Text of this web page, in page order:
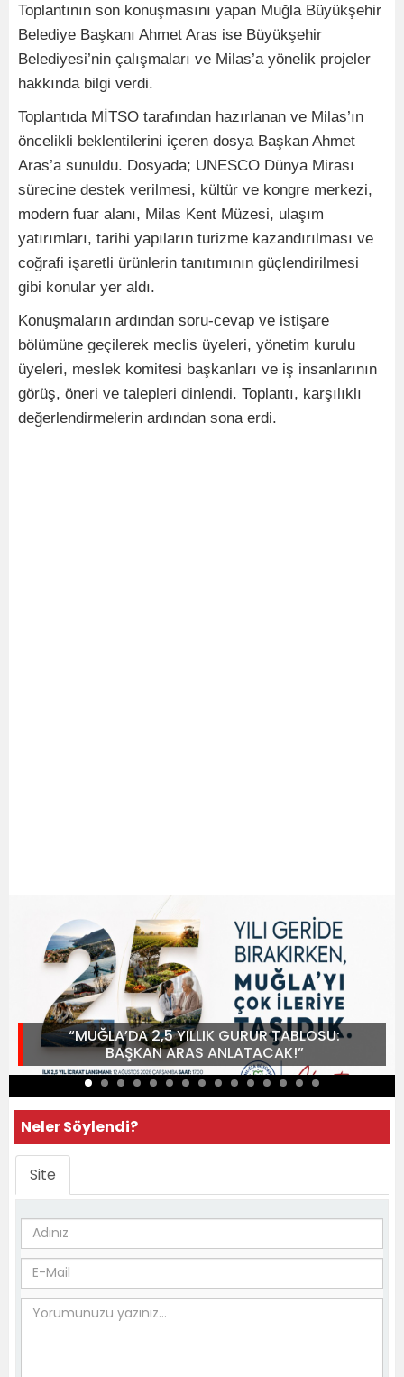
Toplantının son konuşmasını yapan Muğla Büyükşehir
Belediye Başkanı Ahmet Aras ise Büyükşehir
Belediyesi’nin çalışmaları ve Milas’a yönelik projeler
hakkında bilgi verdi.
Toplantıda MİTSO tarafından hazırlanan ve Milas’ın
öncelikli beklentilerini içeren dosya Başkan Ahmet
Aras’a sunuldu. Dosyada; UNESCO Dünya Mirası
sürecine destek verilmesi, kültür ve kongre merkezi,
modern fuar alanı, Milas Kent Müzesi, ulaşım
yatırımları, tarihi yapıların turizme kazandırılması ve
coğrafi işaretli ürünlerin tanıtımının güçlendirilmesi
gibi konular yer aldı.
Konuşmaların ardından soru-cevap ve istişare
bölümüne geçilerek meclis üyeleri, yönetim kurulu
üyeleri, meslek komitesi başkanları ve iş insanlarının
görüş, öneri ve talepleri dinlendi. Toplantı, karşılıklı
değerlendirmelerin ardından sona erdi.
“MUĞLA’DA 2,5 YILLIK GURUR TABLOSU:
BAŞKAN ARAS ANLATACAK!”
Neler Söylendi?
Site